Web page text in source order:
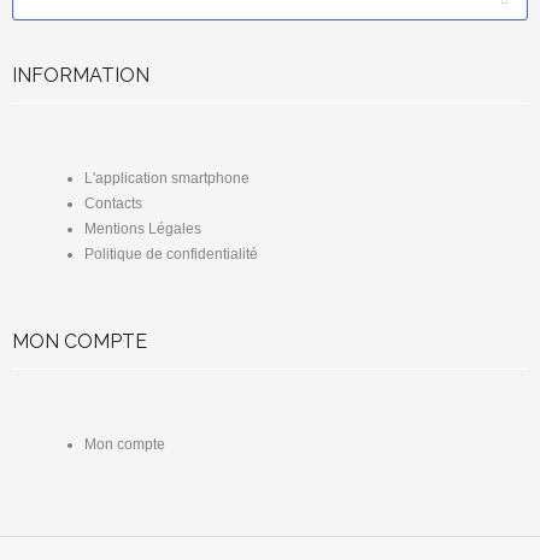
INFORMATION
L'application smartphone
Contacts
Mentions Légales
Politique de confidentialité
MON COMPTE
Mon compte